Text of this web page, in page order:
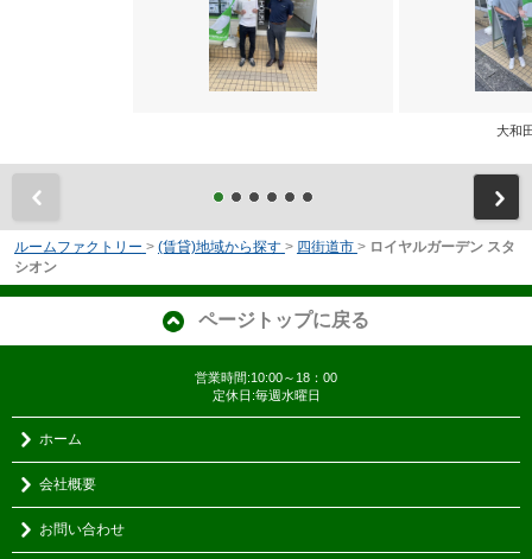
大和
ルームファクトリー > (賃貸)地域から探す > 四街道市 > ロイヤルガーデン スタ
シオン
ページトップに戻る
営業時間:10:00～18：00
定休日:毎週水曜日
ホーム
会社概要
お問い合わせ